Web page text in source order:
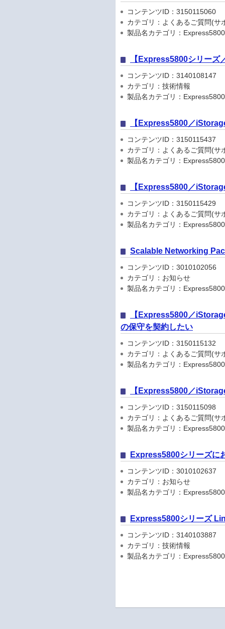
コンテンツID：3150115060
カテゴリ：よくあるご質問(サ
製品名カテゴリ：
【Express5800シリー
コンテンツID：3140108147
カテゴリ：技術情報
製品名カテゴリ：
【Express5800／
コンテンツID：3150115437
カテゴリ：よくあるご質問(サ
製品名カテゴリ：
【Express5800／
コンテンツID：3150115429
カテゴリ：よくあるご質問(サ
製品名カテゴリ：
Scalable Networking
コンテンツID：3010102056
カテゴリ：お知らせ
製品名カテゴリ：
【Express5800／
の保守を契約したい
コンテンツID：3150115132
カテゴリ：よくあるご質問(サ
製品名カテゴリ：
【Express5800／
コンテンツID：3150115098
カテゴリ：よくあるご質問(サ
製品名カテゴリ：
Express5800シリーズに
コンテンツID：3010102637
カテゴリ：お知らせ
製品名カテゴリ：
Express5800シリーズ
コンテンツID：3140103887
カテゴリ：技術情報
製品名カテゴリ：